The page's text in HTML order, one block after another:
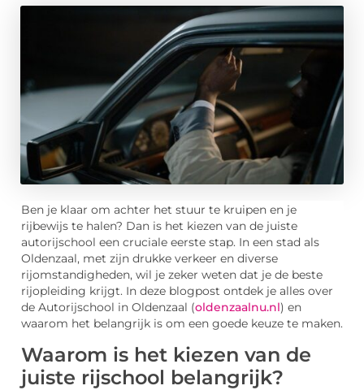
Ben je klaar om achter het stuur te kruipen en je
rijbewijs te halen? Dan is het kiezen van de juiste
autorijschool een cruciale eerste stap. In een stad als
Oldenzaal, met zijn drukke verkeer en diverse
rijomstandigheden, wil je zeker weten dat je de beste
rijopleiding krijgt. In deze blogpost ontdek je alles over
de Autorijschool in Oldenzaal (oldenzaalnu.nl) en
waarom het belangrijk is om een goede keuze te maken.
Waarom is het kiezen van de
juiste rijschool belangrijk?